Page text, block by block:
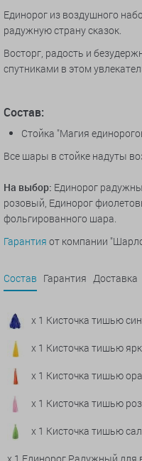
Единорог из воздушного
радужную страну сказок.
Восторг, радость и
спутниками в этом
Состав:
Стойка "Магия
Все шары в стойке надуты
На выбор: Единорог
розовый, Единорог
фольгированного шара.
Гарантия от компании
Состав Гарантия Доставка
x 1 Кисточка тишью
x 1 Кисточка тишью
x 1 Кисточка тишью
x 1 Кисточка тишью
x 1 Кисточка тишью